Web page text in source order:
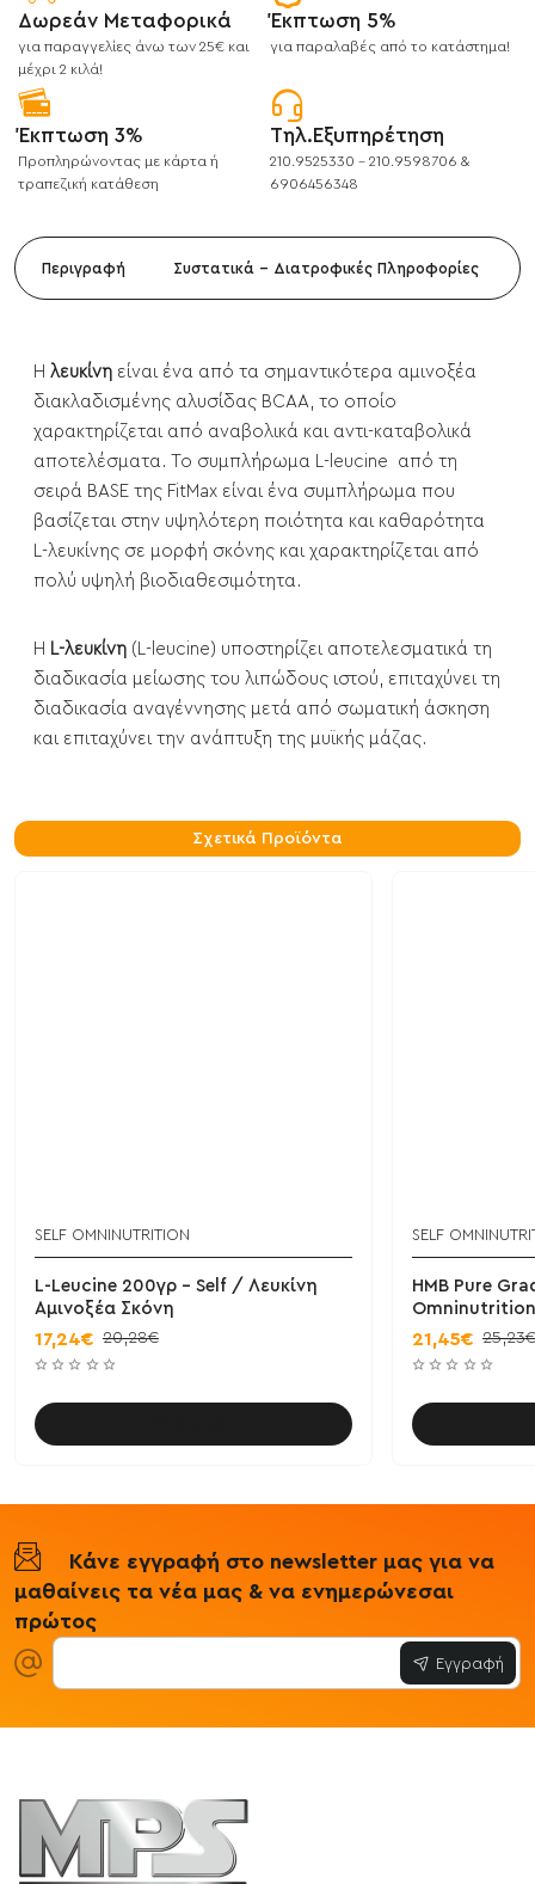
Δωρεάν Μεταφορικά
για παραγγελίες άνω των 25€ και
μέχρι 2 κιλά!
Έκπτωση 5%
για παραλαβές από το κατάστημα!
Έκπτωση 3%
Προπληρώνοντας με κάρτα ή
τραπεζική κατάθεση
Τηλ.Εξυπηρέτηση
210.9525330 - 210.9598706 &
6906456348
Περιγραφή Συστατικά - Διατροφικές Πληροφορίες
Η λευκίνη είναι ένα από τα σημαντικότερα αμινοξέα
διακλαδισμένης αλυσίδας BCAA, το οποίο
χαρακτηρίζεται από αναβολικά και αντι-καταβολικά
αποτελέσματα. Το συμπλήρωμα L-leucine από τη
σειρά BASE της FitMax είναι ένα συμπλήρωμα που
βασίζεται στην υψηλότερη ποιότητα και καθαρότητα
L-λευκίνης σε μορφή σκόνης και χαρακτηρίζεται από
πολύ υψηλή βιοδιαθεσιμότητα.
Η L-λευκίνη (L-leucine) υποστηρίζει αποτελεσματικά τη
διαδικασία μείωσης του λιπώδους ιστού, επιταχύνει τη
διαδικασία αναγέννησης μετά από σωματική άσκηση
και επιταχύνει την ανάπτυξη της μυϊκής μάζας.
Σχετικά Προϊόντα
SELF OMNINUTRITION
L-Leucine 200γρ - Self / Λευκίνη
Αμινοξέα Σκόνη
17,24€ 20,28€
SELF
HMB Pure
Omninutrition
21,45€ 25,23€
Κάνε εγγραφή στο newsletter μας για να
μαθαίνεις τα νέα μας & να ενημερώνεσαι
πρώτος
Εγγραφή